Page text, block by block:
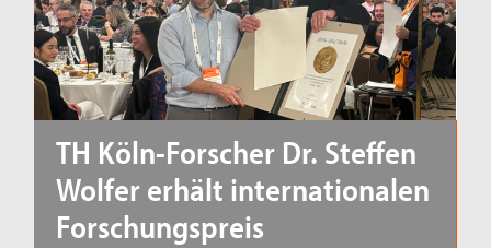
TH Köln-Forscher Dr. Steffen
Wolfer erhält internationalen
Forschungspreis